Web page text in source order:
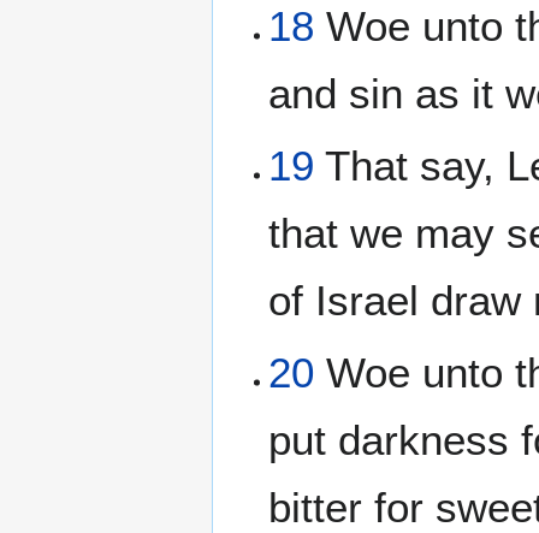
18 Woe unto
and sin as it
19 That say,
that we may
of Israel draw
20 Woe unto
put darkness
bitter for